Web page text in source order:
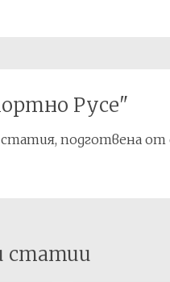
Русе"
статия, подготвена
статии